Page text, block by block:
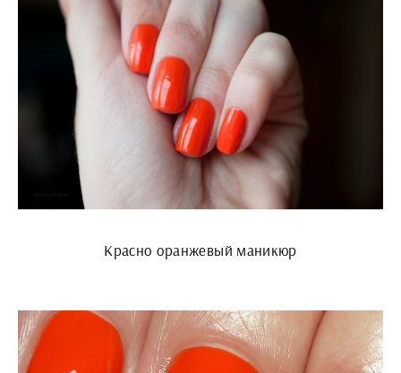
Красно оранжевый маникюр